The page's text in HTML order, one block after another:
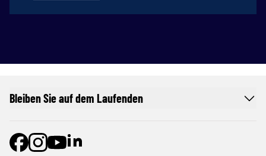
Bleiben Sie auf dem Laufenden